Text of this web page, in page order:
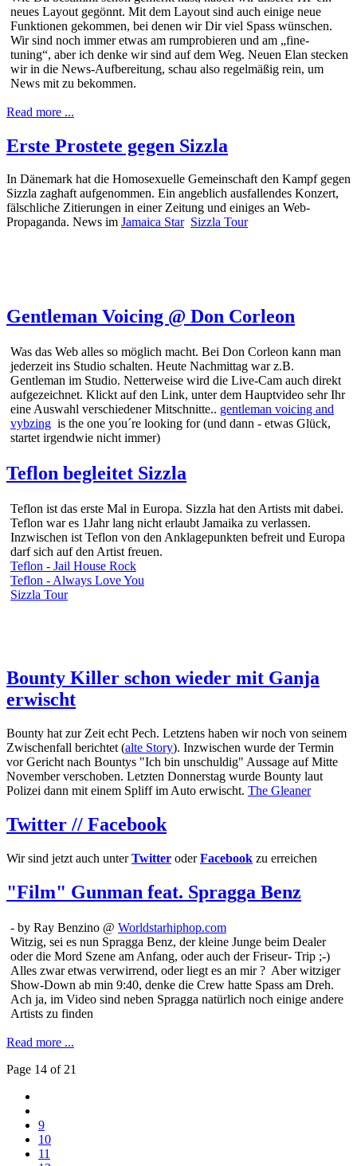
neues Layout gegönnt. Mit dem Layout sind auch einige neue
Funktionen gekommen, bei denen wir Dir viel Spass wünschen.
Wir sind noch immer etwas am rumprobieren und am „fine-
tuning“, aber ich denke wir sind auf dem Weg. Neuen Elan stecken
wir in die News-Aufbereitung, schau also regelmäßig rein, um
News mit zu bekommen.
Read more ...
Erste Prostete gegen Sizzla
In Dänemark hat die Homosexuelle Gemeinschaft den Kampf gegen
Sizzla zaghaft aufgenommen. Ein angeblich ausfallendes Konzert,
fälschliche Zitierungen in einer Zeitung und einiges an Web-
Propaganda. News im Jamaica Star Sizzla Tour
Gentleman Voicing @ Don Corleon
Was das Web alles so möglich macht. Bei Don Corleon kann man
jederzeit ins Studio schalten. Heute Nachmittag war z.B.
Gentleman im Studio. Netterweise wird die Live-Cam auch direkt
aufgezeichnet. Klickt auf den Link, unter dem Hauptvideo sehr Ihr
eine Auswahl verschiedener Mitschnitte.. gentleman voicing and
vybzing is the one you´re looking for (und dann - etwas Glück,
startet irgendwie nicht immer)
Teflon begleitet Sizzla
Teflon ist das erste Mal in Europa. Sizzla hat den Artists mit dabei.
Teflon war es 1Jahr lang nicht erlaubt Jamaika zu verlassen.
Inzwischen ist Teflon von den Anklagepunkten befreit und Europa
darf sich auf den Artist freuen.
Teflon - Jail House Rock
Teflon - Always Love You
Sizzla Tour
Bounty Killer schon wieder mit Ganja
erwischt
Bounty hat zur Zeit echt Pech. Letztens haben wir noch von seinem
Zwischenfall berichtet (alte Story). Inzwischen wurde der Termin
vor Gericht nach Bountys "Ich bin unschuldig" Aussage auf Mitte
November verschoben. Letzten Donnerstag wurde Bounty laut
Polizei dann mit einem Spliff im Auto erwischt. The Gleaner
Twitter // Facebook
Wir sind jetzt auch unterTwitter oderFacebook zu erreichen
"Film" Gunman feat. Spragga Benz
- by Ray Benzino @ Worldstarhiphop.com
Witzig, sei es nun Spragga Benz, der kleine Junge beim Dealer
oder die Mord Szene am Anfang, oder auch der Friseur- Trip ;-)
Alles zwar etwas verwirrend, oder liegt es an mir ? Aber witziger
Show-Down ab min 9:40, denke die Crew hatte Spass am Dreh.
Ach ja, im Video sind neben Spragga natürlich noch einige andere
Artists zu finden
Read more ...
Page 14 of 21
9
10
11